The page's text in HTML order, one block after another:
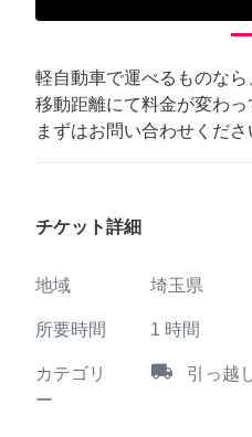
軽自動車で運べるものなら
移動距離にて料金が変わっ
まずはお問い合わせくださ
チケット詳細
地域 埼玉県
所要時間 1 時間
カテゴリ
ー
local_shipping 引っ越